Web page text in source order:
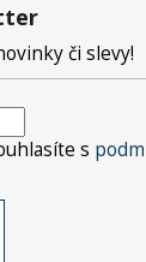
či slevy!
s